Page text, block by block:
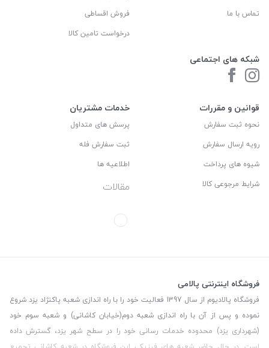
تماس با ما
شبکه های اجتماعی
فروش اقساطی
درخواست تامین کالا
قوانین و مقررات
نحوه ثبت سفارش
رویه ارسال سفارش
شیوه های پرداخت
شرایط مرجوعی کالا
خدمات مشتریان
پرسش های متداول
ثبت سفارش فله
اطلاعیه ها
مقالات
فروشگاه اینترنتی پالامی
فروشگاه پالادیوم از سال 1397 فعالیت خود را با راه اندازی شعبه پاکنژاد یزد شروع
نموده و پس از آن با راه اندازی شعبه دوم(خیابان کاشانی) و شعبه سوم خود
(شهرداری یزد) محدوده خدمات رسانی خود را در سطح شهر یزد، گسترش داده